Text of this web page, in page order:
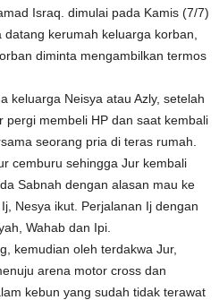
Israq. dimulai pada Kamis (7/7)
kerumah keluarga korban,
diminta mengambilkan termos
keluarga Neisya atau Azly, setelah
pergi membeli HP dan saat kembali
seorang pria di teras rumah.
cemburu sehingga Jur kembali
Sabnah dengan alasan mau ke
Nesya ikut. Perjalanan Ij dengan
Wahab dan Ipi.
kemudian oleh terdakwa Jur,
arena motor cross dan
kebun yang sudah tidak terawat